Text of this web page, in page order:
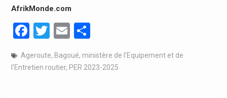
AfrikMonde.com
Facebook
Twitter
EmailPartager
Ageroute, Bagoué, ministère de l'Equipement et de
l'Entretien routier, PER 2023-2025